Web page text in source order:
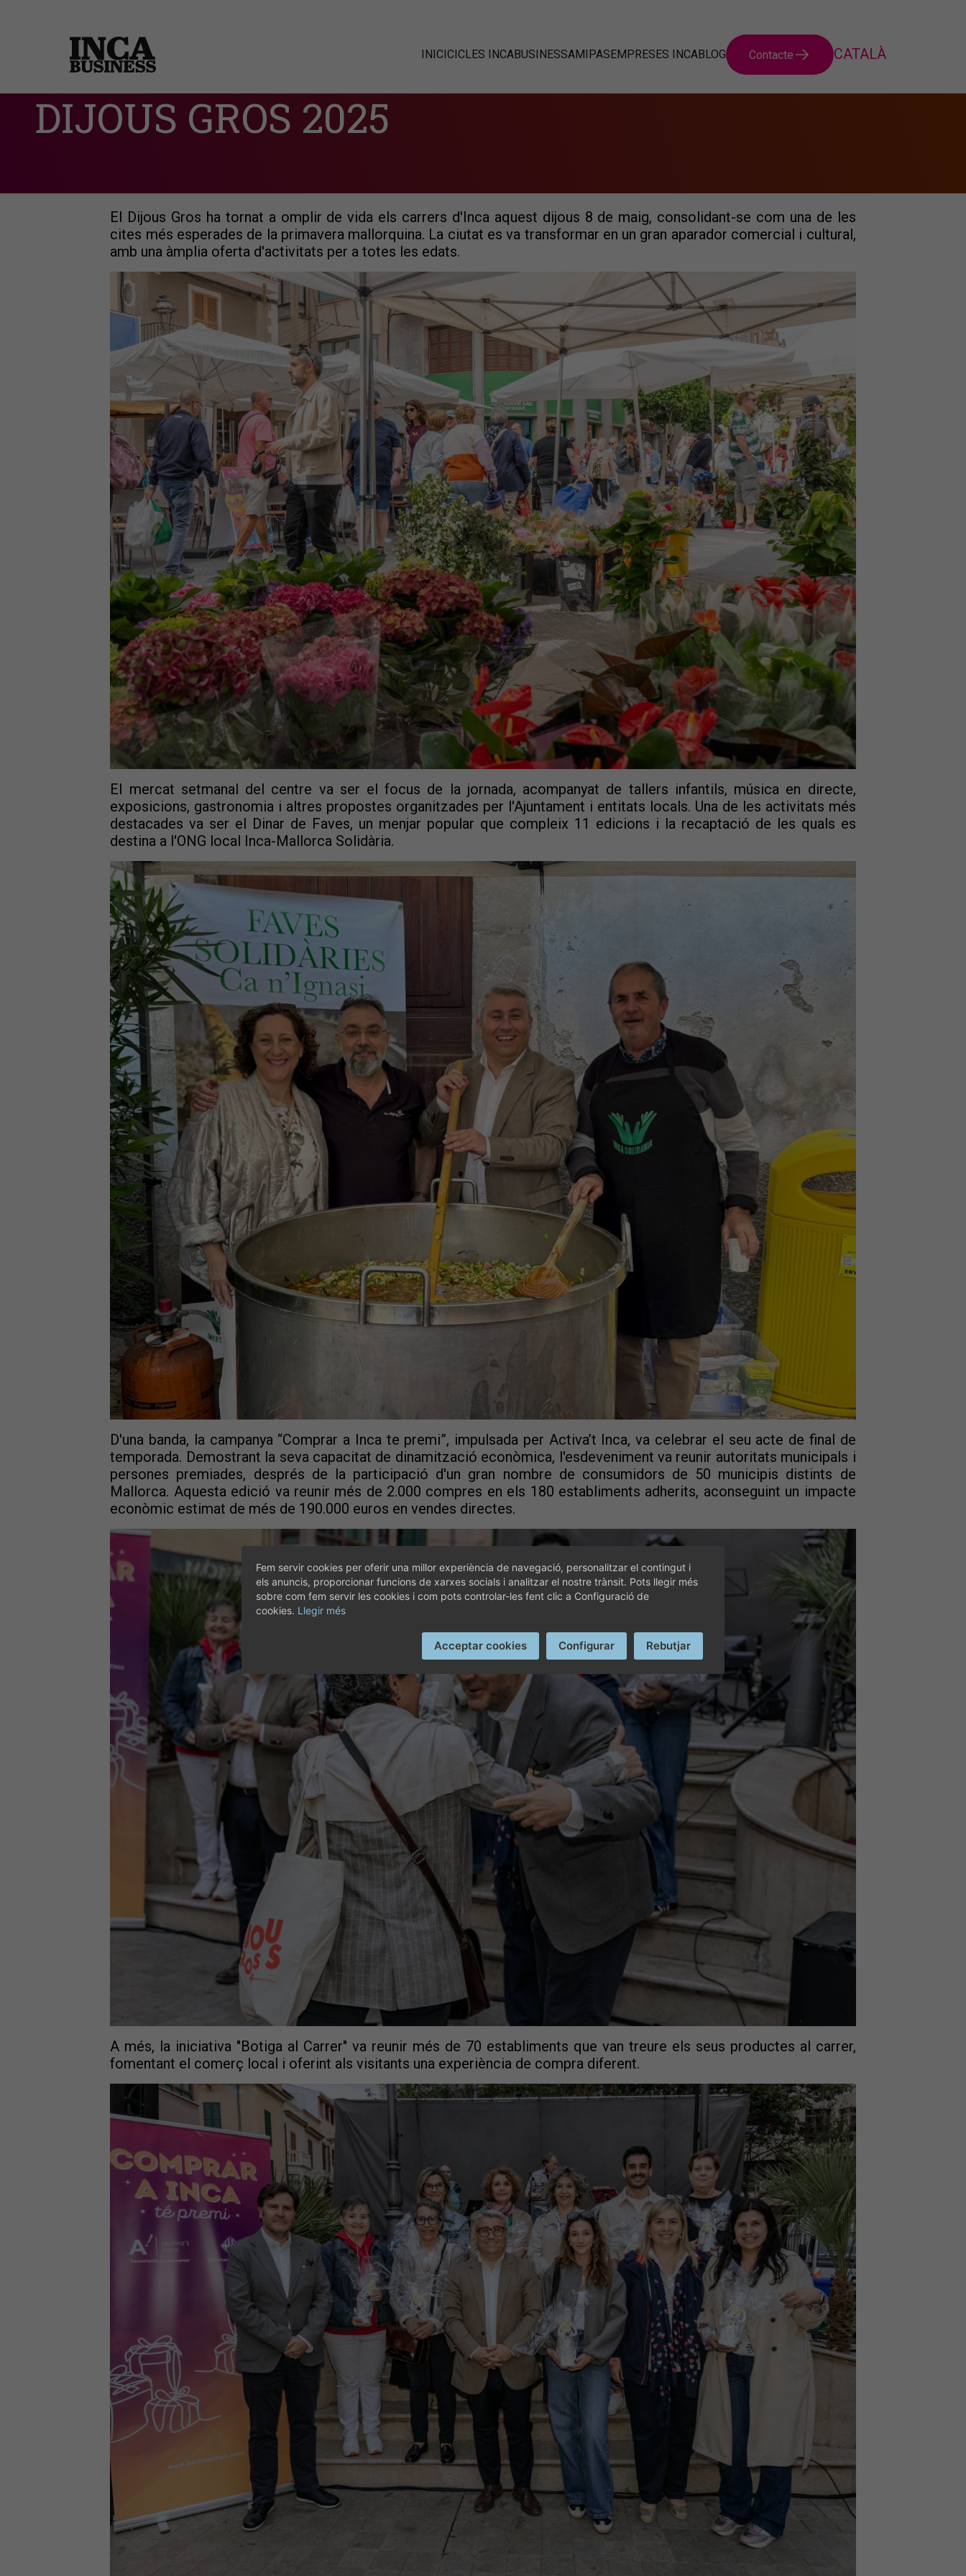
INICICICLES INCABUSINESSAMIPASEMPRESES INCABLOG Contacte
DIJOUS GROS 2025
El Dijous Gros ha tornat a omplir de vida els carrers d'Inca aquest dijous 8 de maig, consolidant-se com una de les
cites més esperades de la primavera mallorquina. La ciutat es va transformar en un gran aparador comercial i cultural,
amb una àmplia oferta d'activitats per a totes les edats.
El mercat setmanal del centre va ser el focus de la jornada, acompanyat de tallers infantils, música en directe,
exposicions, gastronomia i altres propostes organitzades per l'Ajuntament i entitats locals. Una de les activitats més
destacades va ser el Dinar de Faves, un menjar popular que compleix 11 edicions i la recaptació de les quals es
destina a l'ONG local Inca-Mallorca Solidària.
D'una banda, la campanya “Comprar a Inca te premi”, impulsada per Activa’t Inca, va celebrar el seu acte de final de
temporada. Demostrant la seva capacitat de dinamització econòmica, l'esdeveniment va reunir autoritats municipals i
persones premiades, després de la participació d'un gran nombre de consumidors de 50 municipis distints de
Mallorca. Aquesta edició va reunir més de 2.000 compres en els 180 establiments adherits, aconseguint un impacte
econòmic estimat de més de 190.000 euros en vendes directes.
A més, la iniciativa "Botiga al Carrer" va reunir més de 70 establiments que van treure els seus productes al carrer,
fomentant el comerç local i oferint als visitants una experiència de compra diferent.
Fem servir cookies per oferir una millor experiència de navegació, personalitzar el contingut i
els anuncis, proporcionar funcions de xarxes socials i analitzar el nostre trànsit. Pots llegir més
sobre com fem servir les cookies i com pots controlar-les fent clic a Configuració de
cookies. Llegir més
Acceptar cookies Configurar Rebutjar